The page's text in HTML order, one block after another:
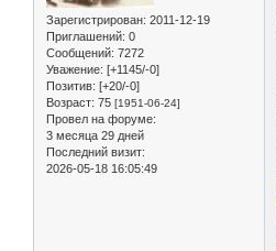
Зарегистрирован: 2011-12-19
Приглашений: 0
Сообщений: 7272
Уважение: [+1145/-0]
Позитив: [+20/-0]
Возраст: 75 [1951-06-24]
Провел на форуме:
3 месяца 29 дней
Последний визит:
2026-05-18 16:05:49